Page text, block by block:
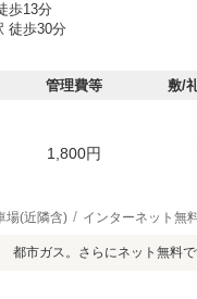
歩13分
徒歩30分
管理費等 敷/
1,800円
場(近隣含) インターネット無
都市ガス。さらにネット無料